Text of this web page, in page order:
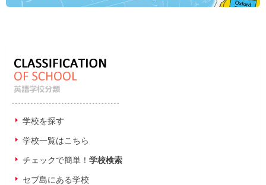
学校を探す
学校一覧はこちら
チェックで簡単！ 学校検索
セブ島にある学校